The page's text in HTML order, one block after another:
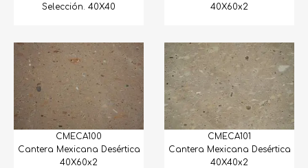
Granito
Limestone
Loseta
Mármol
Molduras
Selección. 40X40
40X60x2
CMECA100
Cantera Mexicana Desértica
40X60x2
CMECA101
Cantera Mexicana Desértica
40X40x2